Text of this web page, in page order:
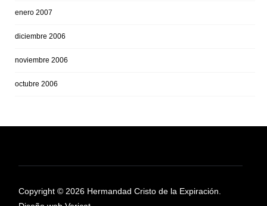
enero 2007
diciembre 2006
noviembre 2006
octubre 2006
Copyright © 2026 Hermandad Cristo de la Expiración.